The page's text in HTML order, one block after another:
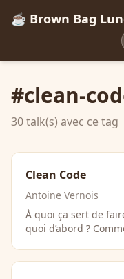
☕ Brown Bag
#clean-
30 talk(s) avec ce tag
Clean Code
Antoine Vernois
À quoi ça sert de
quoi d’abord ?